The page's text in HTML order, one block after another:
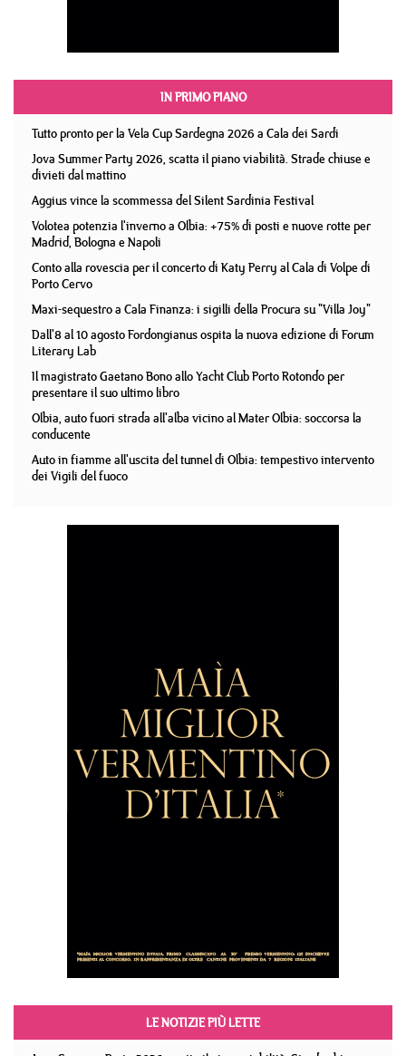
IN PRIMO PIANO
Tutto pronto per la Vela Cup Sardegna 2026 a Cala dei Sardi
Jova Summer Party 2026, scatta il piano viabilità. Strade chiuse e
divieti dal mattino
Aggius vince la scommessa del Silent Sardinia Festival
Volotea potenzia l'inverno a Olbia: +75% di posti e nuove rotte per
Madrid, Bologna e Napoli
Conto alla rovescia per il concerto di Katy Perry al Cala di Volpe di
Porto Cervo
Maxi-sequestro a Cala Finanza: i sigilli della Procura su "Villa Joy"
Dall'8 al 10 agosto Fordongianus ospita la nuova edizione di Forum
Literary Lab
Il magistrato Gaetano Bono allo Yacht Club Porto Rotondo per
presentare il suo ultimo libro
Olbia, auto fuori strada all'alba vicino al Mater Olbia: soccorsa la
conducente
Auto in fiamme all'uscita del tunnel di Olbia: tempestivo intervento
dei Vigili del fuoco
LE NOTIZIE PIÙ LETTE